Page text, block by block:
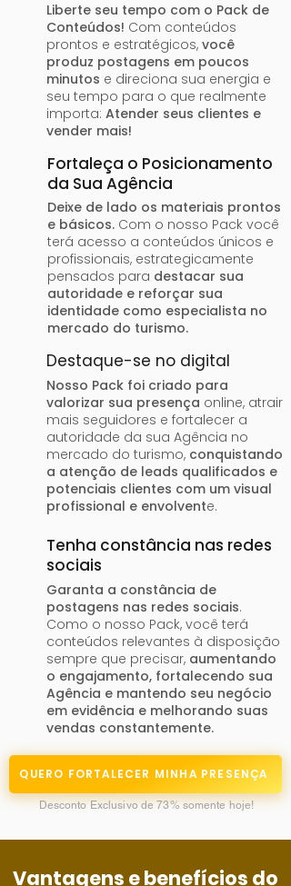
Liberte seu tempo com o Pack de
Conteúdos! Com conteúdos
prontos e estratégicos, você
produz postagens em poucos
minutos e direciona sua energia e
seu tempo para o que realmente
importa: Atender seus clientes e
vender mais!
Fortaleça o Posicionamento
da Sua Agência
Deixe de lado os materiais prontos
e básicos. Com o nosso Pack você
terá acesso a conteúdos únicos e
profissionais, estrategicamente
pensados para destacar sua
autoridade e reforçar sua
identidade como especialista no
mercado do turismo.
Destaque-se no digital
Nosso Pack foi criado para
valorizar sua presença online, atrair
mais seguidores e fortalecer a
autoridade da sua Agência no
mercado do turismo, conquistando
a atenção de leads qualificados e
potenciais clientes com um visual
profissional e envolvente.
Tenha constância nas redes
sociais
Garanta a constância de
postagens nas redes sociais.
Como o nosso Pack, você terá
conteúdos relevantes à disposição
sempre que precisar, aumentando
o engajamento, fortalecendo sua
Agência e mantendo seu negócio
em evidência e melhorando suas
vendas constantemente.
QUERO FORTALECER MINHA PRESENÇA
Desconto Exclusivo de 73% somente hoje!​
Vantagens e benefícios do